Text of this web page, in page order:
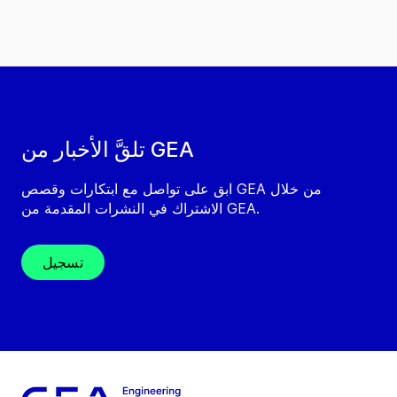
تلقَّ الأخبار من GEA
ابق على تواصل مع ابتكارات وقصص GEA من خلال
الاشتراك في النشرات المقدمة من GEA.
تسجيل